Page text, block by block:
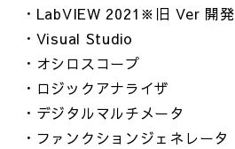
・LabVIEW 2021※旧 Ver 開発
・Visual Studio
・オシロスコープ
・ロジックアナライザ
・デジタルマルチメータ
・ファンクションジェネレータ